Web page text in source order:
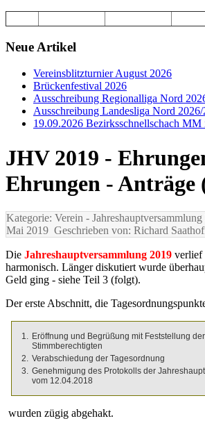
Neue Artikel
Vereinsblitzturnier August 2026
Brückenfestival 2026
Ausschreibung Regionalliga Nord
Ausschreibung Landesliga Nord 2026/
19.09.2026 Bezirksschnellschach
JHV 2019 -
Ehrungen - Anträge
Kategorie: Verein - Jahreshauptversammlung
Mai 2019 Geschrieben von: Richard
Die Jahreshauptversammlung 2019 verlief
harmonisch. Länger diskutiert wurde
Geld ging - siehe Teil 3 (folgt).
Der erste Abschnitt, die
Eröffnung und Begrüßung mit Feststellung der
Stimmberechtigten
Verabschiedung der Tagesordnung
Genehmigung des Protokolls der
vom 12.04.2018
wurden zügig abgehakt.